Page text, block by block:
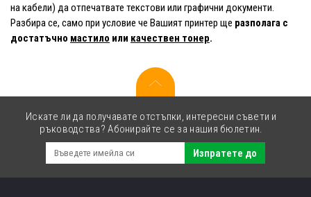
на кабели) да отпечатвате текстови или графични документи.
Разбира се, само при условие че Вашият принтер ще разполага с
достатъчно мастило или качествен тонер.
Искате ли да получавате отстъпки, интересни съвети и
ръководства? Абонирайте се за нашия бюлетин.
Изпратете до